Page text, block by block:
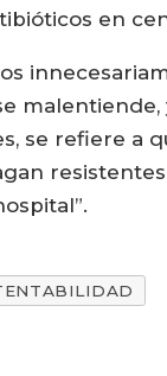
en
se refiere a